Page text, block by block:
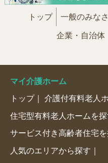
トップ 一般のみな
企業・自治体
マイ介護ホーム
トップ 介護付有料老人
住宅型有料老人ホームを探
サービス付き高齢者住宅
人気のエリアから探す